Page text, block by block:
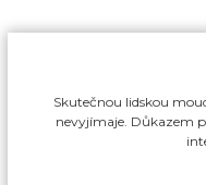
Skutečnou lidskou
nevyjímaje. Důkazem